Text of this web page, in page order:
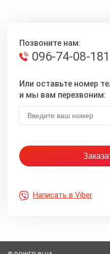
Позвоните нам:
096-74-08-181
Или оставьте номер
и мы вам перезвоним:
Написать в Viber